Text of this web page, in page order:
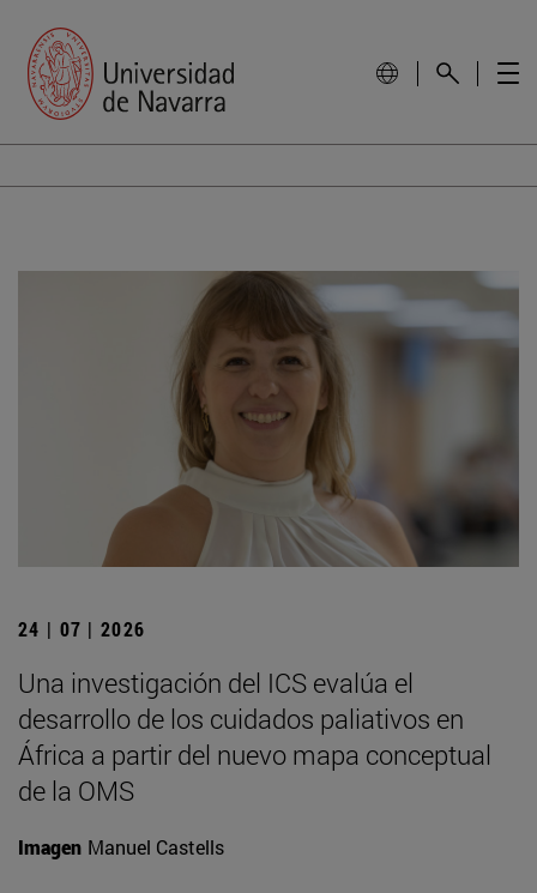
24 | 07 | 2026
Una investigación del ICS evalúa el
desarrollo de los cuidados paliativos en
África a partir del nuevo mapa conceptual
de la OMS
Imagen Manuel Castells